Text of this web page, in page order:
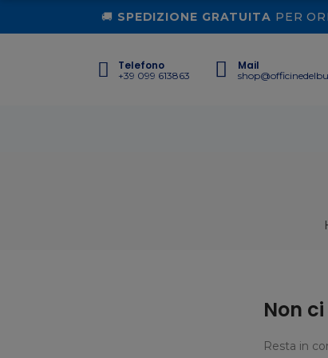
🚚 SPEDIZIONE GRATUITA PER
Telefono
+39 099 613863
Mail
Non
Resta in